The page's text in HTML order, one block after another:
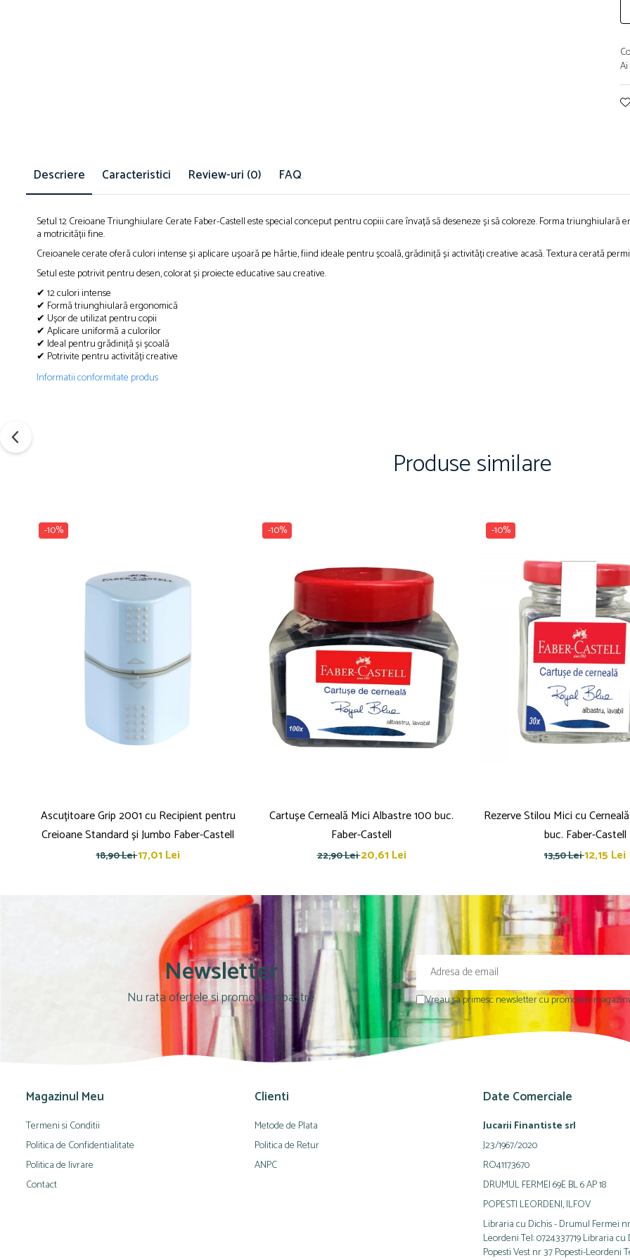
Caiete Tip I
Caiete Tip II
Caiete Velin
Vocabulare
Calculatoare
Instrumente de scris și desen
Brush Pen-uri
Carioci
Creioane cerate
Creioane colorate
Creioane mecanice
Pixuri
Rezerve stilouri
Accesorii de organizare
Penare cu doua compartimente
Penare neechipate
Pictură și desen
Accesorii pentru pictură
Descriere Caracteristici Review-uri (0) FAQ
Setul 12 Creioane Triunghiulare Cerate Faber-Castell este special conceput pentru copiii care învață să deseneze și să coloreze. Forma
a motricității fine.
Creioanele cerate oferă culori intense și aplicare ușoară pe hârtie, fiind ideale pentru școală, grădiniță și activități creative acasă. Textura cerată
Setul este potrivit pentru desen, colorat și proiecte educative sau creative.
✔ 12 culori intense
✔ Formă triunghiulară ergonomică
✔ Ușor de utilizat pentru copii
✔ Aplicare uniformă a culorilor
✔ Ideal pentru grădiniță și școală
✔ Potrivite pentru activități creative
Informatii conformitate produs
Produse similare
-10%
Ascuțitoare Grip 2001 cu Recipient pentru
Creioane Standard și Jumbo Faber-Castell
18,90 Lei17,01 Lei
-10%
Cartușe Cerneală Mici Albastre 100 buc.
Faber-Castell
22,90 Lei20,61 Lei
-10%
Rezerve Stilou Mici cu
buc. Faber-Castell
13,50 Lei12,15 Lei
Newsletter
Nu rata ofertele si promotiile noastre Vreau sa primesc newsletter cu promotiile
Magazinul Meu
Termeni si Conditii
Politica de Confidentialitate
Politica de livrare
Contact
Clienti
Metode de Plata
Politica de Retur
ANPC
Date Comerciale
Jucarii Finantiste srl
J23/1967/2020
RO41173670
DRUMUL FERMEI 69E BL 6 AP 18
POPESTI LEORDENI, ILFOV
Libraria cu Dichis - Drumul Fermei
Leordeni Tel: 0724337719 Libraria cu
Popesti Vest nr 37 Popesti-Leordeni